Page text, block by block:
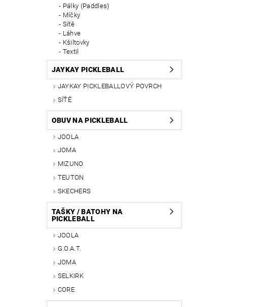
Pálky (Paddles)
Míčky
Síťě
Láhve
Kšiltovky
Textil
JAYKAY PICKLEBALL
JAYKAY PICKLEBALLOVÝ POVRCH
SÍŤĚ
OBUV NA PICKLEBALL
JOOLA
JOMA
MIZUNO
TEUTON
SKECHERS
TAŠKY / BATOHY NA
PICKLEBALL
JOOLA
G.O.A.T.
JOMA
SELKIRK
CORE